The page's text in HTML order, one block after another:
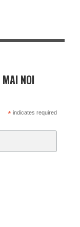
NOI
*indicates required